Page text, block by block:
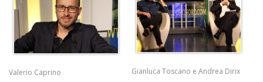
Valerio Caprino Gianluca Toscano e Andrea Dirix